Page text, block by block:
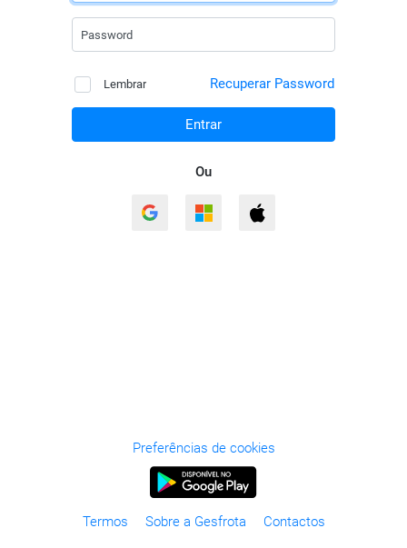
Password
Lembrar Recuperar Password
Entrar
Ou
Preferências de cookies
Termos Sobre a Gesfrota Contactos